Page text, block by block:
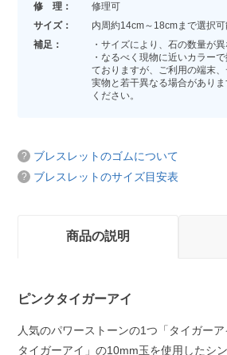
修 理：
修理可
サイズ：
内周約14cm～18cmまで選択
補足：
・サイズにより、石の数量が異
・なるべく現物に近いカラー
ておりますが、ご利用の端末
実物と若干異なる場合があり
ください。
ブレスレットのゴムについて
ブレスレットのサイズ目安表
商品の説明
ピンクタイガーアイ
人気のパワーストーンの1つ「タイガー
タイガーアイ」の10mm玉を使用したシ